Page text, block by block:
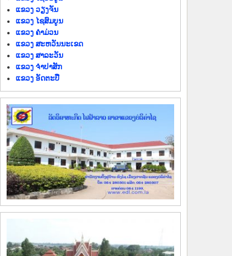
ແຂວງ ວຽງຈັນ
ແຂວງ ໄຊສົມບູນ
ແຂວງ ຄຳມ່ວນ
ແຂວງ ສະຫວັນນະເຂດ
ແຂວງ ສາລະວັນ
ແຂວງ ຈຳປາສັກ
ແຂວງ ອັດຕະປື